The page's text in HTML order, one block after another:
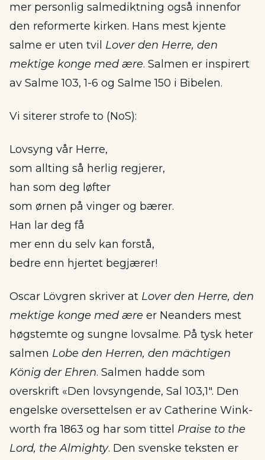
mer personlig salmediktning også innenfor
den reformerte kirken. Hans mest kjente
salme er uten tvil Lover den Herre, den
mektige konge med ære. Salmen er inspirert
av Salme 103, 1-6 og Salme 150 i Bibelen.
Vi siterer strofe to (NoS):
Lovsyng vår Herre,
som allting så herlig regjerer,
han som deg løfter
som ørnen på vinger og bærer.
Han lar deg få
mer enn du selv kan forstå,
bedre enn hjertet begjærer!
Oscar Lövgren skriver at Lover den Herre, den
mektige konge med ære er Neanders mest
høgstemte og sungne lovsalme. På tysk heter
salmen Lobe den Herren, den mächtigen
König der Ehren. Salmen hadde som
overskrift «Den lovsyngende, Sal 103,1″. Den
engelske oversettelsen er av Cath­er­ine Wink­
worth fra 1863 og har som tittel Praise to the
Lord, the Almighty. Den svenske teksten er